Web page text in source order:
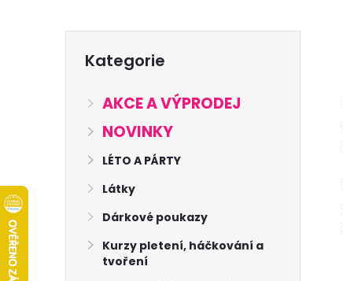
kategorie
Kategorie
AKCE A VÝPRODEJ
NOVINKY
LÉTO A PÁRTY
Látky
Dárkové poukazy
Kurzy pletení, háčkování a
tvoření